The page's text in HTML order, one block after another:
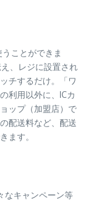
ことができま
、レジに設置され
チするだけ。「ワ
利用以外に、ICカ
ップ（加盟店）で
配送料など、配送
ます。
なキャンペーン等